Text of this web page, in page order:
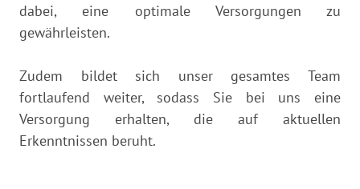
dabei, eine optimale Versorgungen zu
gewährleisten.
Zudem bildet sich unser gesamtes Team
fortlaufend weiter, sodass Sie bei uns eine
Versorgung erhalten, die auf aktuellen
Erkenntnissen beruht.